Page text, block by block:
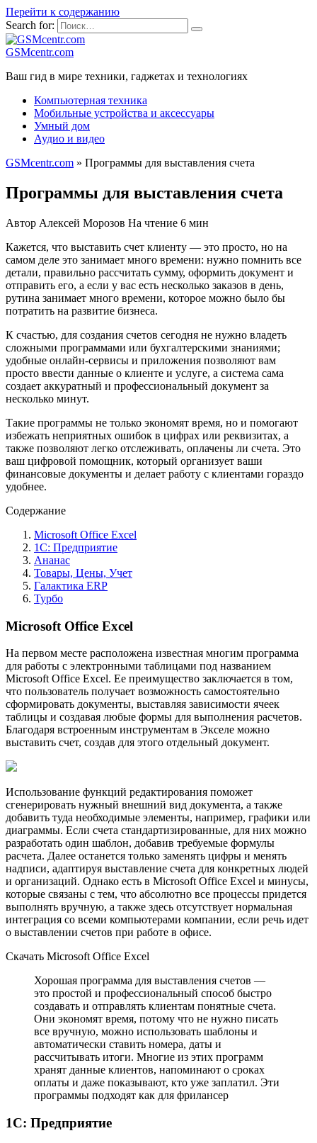
Перейти к содержанию
Search for:
GSMcentr.com
Ваш гид в мире техники, гаджетах и технологиях
Компьютерная техника
Мобильные устройства и аксессуары
Умный дом
Аудио и видео
GSMcentr.com » Программы для выставления счета
Программы для выставления счета
Автор Алексей Морозов На чтение 6 мин
Кажется, что выставить счет клиенту — это просто, но на
самом деле это занимает много времени: нужно помнить все
детали, правильно рассчитать сумму, оформить документ и
отправить его, а если у вас есть несколько заказов в день,
рутина занимает много времени, которое можно было бы
потратить на развитие бизнеса.
К счастью, для создания счетов сегодня не нужно владеть
сложными программами или бухгалтерскими знаниями;
удобные онлайн-сервисы и приложения позволяют вам
просто ввести данные о клиенте и услуге, а система сама
создает аккуратный и профессиональный документ за
несколько минут.
Такие программы не только экономят время, но и помогают
избежать неприятных ошибок в цифрах или реквизитах, а
также позволяют легко отслеживать, оплачены ли счета. Это
ваш цифровой помощник, который организует ваши
финансовые документы и делает работу с клиентами гораздо
удобнее.
Содержание
Microsoft Office Excel
1С: Предприятие
Ананас
Товары, Цены, Учет
Галактика ERP
Турбо
Microsoft Office Excel
На первом месте расположена известная многим программа
для работы с электронными таблицами под названием
Microsoft Office Excel. Ее преимущество заключается в том,
что пользователь получает возможность самостоятельно
сформировать документы, выставляя зависимости ячеек
таблицы и создавая любые формы для выполнения расчетов.
Благодаря встроенным инструментам в Экселе можно
выставить счет, создав для этого отдельный документ.
Использование функций редактирования поможет
сгенерировать нужный внешний вид документа, а также
добавить туда необходимые элементы, например, графики или
диаграммы. Если счета стандартизированные, для них можно
разработать один шаблон, добавив требуемые формулы
расчета. Далее останется только заменять цифры и менять
надписи, адаптируя выставление счета для конкретных людей
и организаций. Однако есть в Microsoft Office Excel и минусы,
которые связаны с тем, что абсолютно все процессы придется
выполнять вручную, а также здесь отсутствует нормальная
интеграция со всеми компьютерами компании, если речь идет
о выставлении счетов при работе в офисе.
Скачать Microsoft Office Excel
Хорошая программа для выставления счетов —
это простой и профессиональный способ быстро
создавать и отправлять клиентам понятные счета.
Они экономят время, потому что не нужно писать
все вручную, можно использовать шаблоны и
автоматически ставить номера, даты и
рассчитывать итоги. Многие из этих программ
хранят данные клиентов, напоминают о сроках
оплаты и даже показывают, кто уже заплатил. Эти
программы подходят как для фрилансер
1С: Предприятие